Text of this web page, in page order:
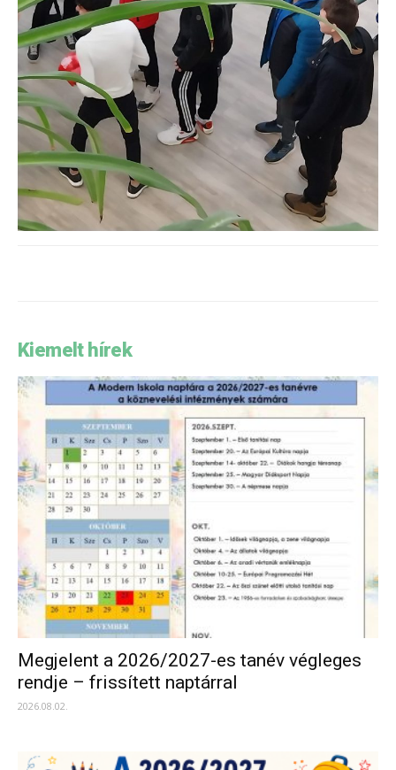
Kiemelt hírek
Megjelent a 2026/2027-es tanév végleges
rendje – frissített naptárral
2026.08.02.